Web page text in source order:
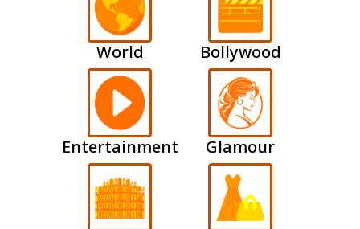
World Bollywood
Entertainment Glamour